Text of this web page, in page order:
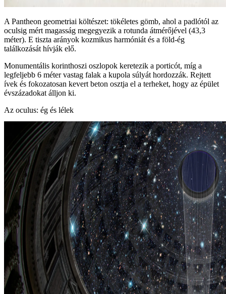
A Pantheon geometriai költészet: tökéletes gömb, ahol a padlótól az
oculsig mért magasság megegyezik a rotunda átmérőjével (43,3
méter). E tiszta arányok kozmikus harmóniát és a föld‑ég
találkozását hívják elő.
Monumentális korinthoszi oszlopok keretezik a porticót, míg a
legfeljebb 6 méter vastag falak a kupola súlyát hordozzák. Rejtett
ívek és fokozatosan kevert beton osztja el a terheket, hogy az épület
évszázadokat álljon ki.
Az oculus: ég és lélek